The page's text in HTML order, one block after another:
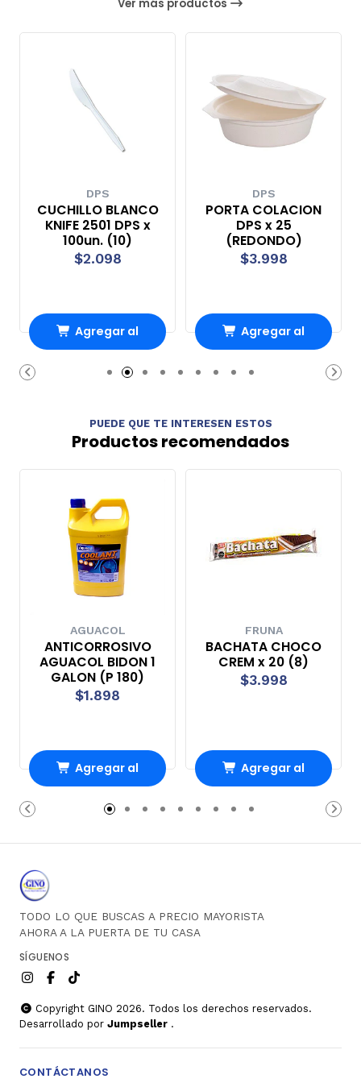
Ver más productos
DPS
CUCHILLO BLANCO
KNIFE 2501 DPS x
100un. (10)
$2.098
Agregar al
Carro
DPS
PORTA COLACION
DPS x 25
(REDONDO)
$3.998
Agregar al
Carro
PUEDE QUE TE INTERESEN ESTOS
Productos recomendados
AGUACOL
ANTICORROSIVO
AGUACOL BIDON 1
GALON (P 180)
$1.898
Agregar al
Carro
FRUNA
BACHATA CHOCO
CREM x 20 (8)
$3.998
Agregar al
Carro
TODO LO QUE BUSCAS A PRECIO MAYORISTA
AHORA A LA PUERTA DE TU CASA
SÍGUENOS
Copyright GINO 2026. Todos los derechos reservados.
Desarrollado por Jumpseller .
CONTÁCTANOS